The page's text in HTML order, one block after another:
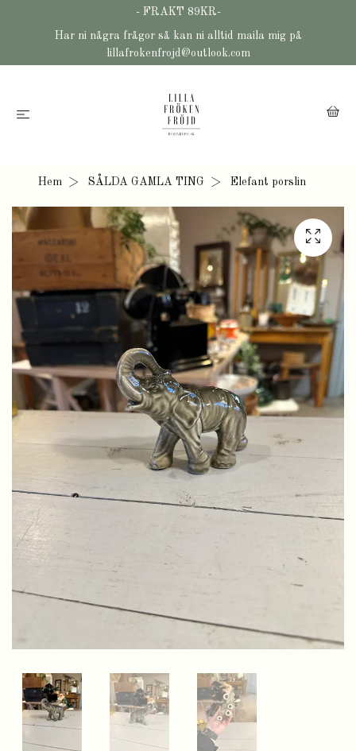
- FRAKT 89KR-
Har ni några frågor så kan ni alltid maila mig på
lillafrokenfrojd@outlook.com
Hem SÅLDA GAMLA TING Elefant porslin